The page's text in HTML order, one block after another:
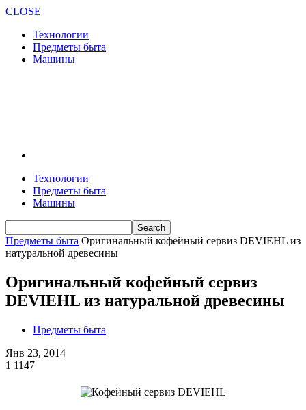
CLOSE
Технологии
Предметы быта
Машины
Технологии
Предметы быта
Машины
Предметы быта Оригинальный кофейный сервиз DEVIEHL из
натуральной древесины
Оригинальный кофейный сервиз
DEVIEHL из натуральной древесины
Предметы быта
Янв 23, 2014
1 1147